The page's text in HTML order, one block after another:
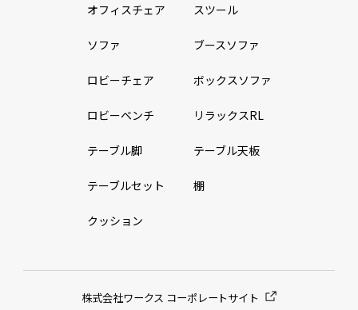
オフィスチェア スツール
ソファ ブースソファ
ロビーチェア ボックスソファ
ロビーベンチ リラックスRL
テーブル脚 テーブル天板
テーブルセット 棚
クッション
株式会社ワークス コーポレートサイト